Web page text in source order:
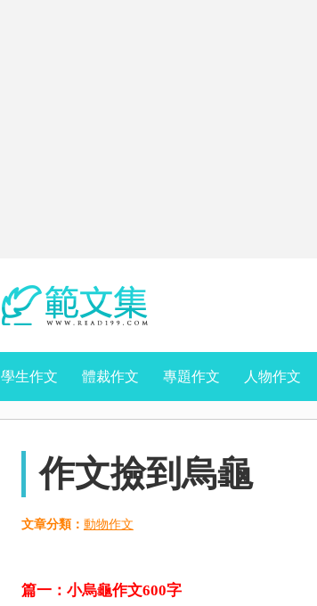
學生作文 體裁作文 專題作文 人物作文
作文撿到烏龜
文章分類： 動物作文
篇一：小烏龜作文600字